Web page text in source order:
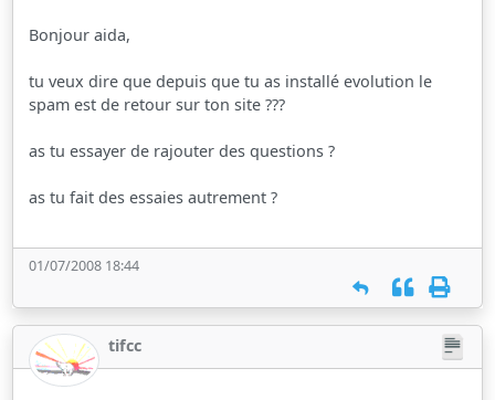
Bonjour aida,
tu veux dire que depuis que tu as installé evolution le
spam est de retour sur ton site ???
as tu essayer de rajouter des questions ?
as tu fait des essaies autrement ?
01/07/2008 18:44
tifcc